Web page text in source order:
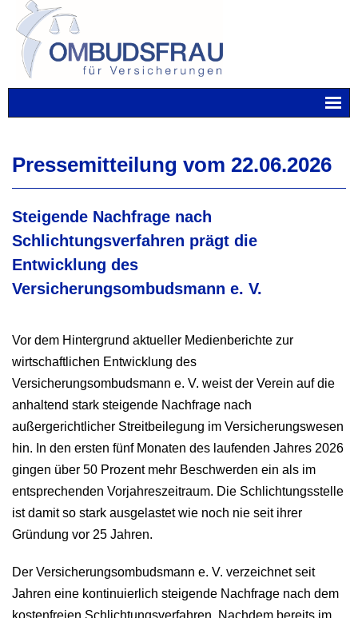
content
Pressemitteilung vom 22.06.2026
Steigende Nachfrage nach
Schlichtungsverfahren prägt die
Entwicklung des
Versicherungsombudsmann e. V.
Vor dem Hintergrund aktueller Medienberichte zur
wirtschaftlichen Entwicklung des
Versicherungsombudsmann e. V. weist der Verein auf die
anhaltend stark steigende Nachfrage nach
außergerichtlicher Streitbeilegung im Versicherungswesen
hin. In den ersten fünf Monaten des laufenden Jahres 2026
gingen über 50 Prozent mehr Beschwerden ein als im
entsprechenden Vorjahreszeitraum. Die Schlichtungsstelle
ist damit so stark ausgelastet wie noch nie seit ihrer
Gründung vor 25 Jahren.
Der Versicherungsombudsmann e. V. verzeichnet seit
Jahren eine kontinuierlich steigende Nachfrage nach dem